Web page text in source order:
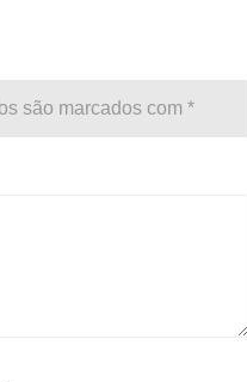
são marcados com *